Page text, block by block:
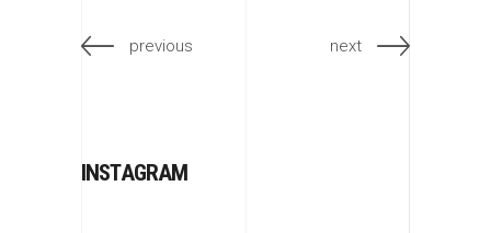
previous next
INSTAGRAM